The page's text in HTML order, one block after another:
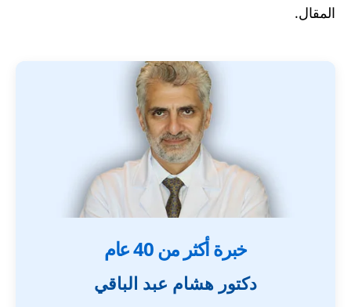
المقال.
خبرة أكثر من 40 عام
دكتور هشام عبد الباقي